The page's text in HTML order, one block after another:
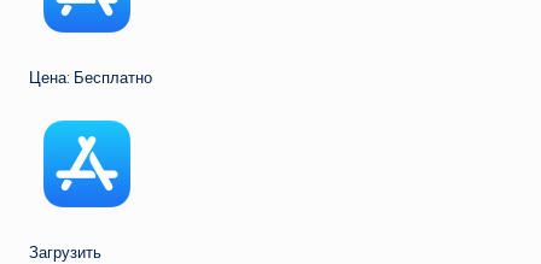
Цена: Бесплатно
Загрузить